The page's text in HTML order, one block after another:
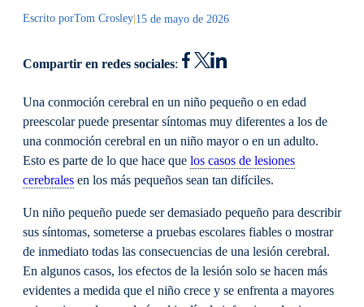
Escrito porTom Crosley|15 de mayo de 2026
Compartir en redes sociales:
Una conmoción cerebral en un niño pequeño o en edad
preescolar puede presentar síntomas muy diferentes a los de
una conmoción cerebral en un niño mayor o en un adulto.
Esto es parte de lo que hace que los casos de lesiones
cerebrales en los más pequeños sean tan difíciles.
Un niño pequeño puede ser demasiado pequeño para describir
sus síntomas, someterse a pruebas escolares fiables o mostrar
de inmediato todas las consecuencias de una lesión cerebral.
En algunos casos, los efectos de la lesión solo se hacen más
evidentes a medida que el niño crece y se enfrenta a mayores